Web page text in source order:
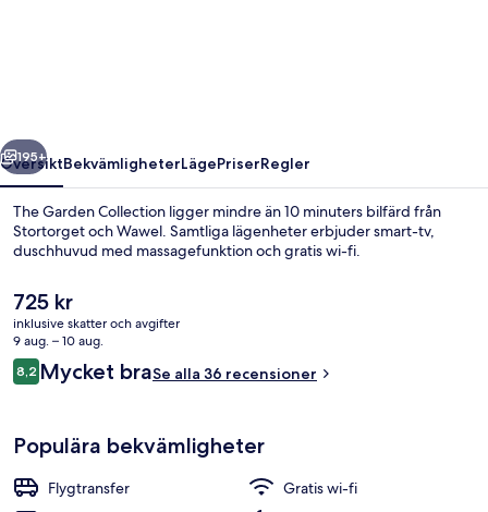
Nästa
195+
ÖversiktBekvämligheterLägePriserRegler
The Garden Collection ligger mindre än 10 minuters bilfärd från
Stortorget och Wawel. Samtliga lägenheter erbjuder smart-tv,
duschhuvud med massagefunktion och gratis wi-fi.
Det
nuvarande
priset
är
725 kr
725 kr
inklusive skatter och avgifter
9 aug. – 10 aug.
Recensioner
8,28,2 av 10,
Mycket braSe alla 36 recensioner
Populära bekvämligheter
Flygtransfer
Gratis wi-fi